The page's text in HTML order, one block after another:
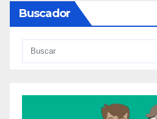
Buscador